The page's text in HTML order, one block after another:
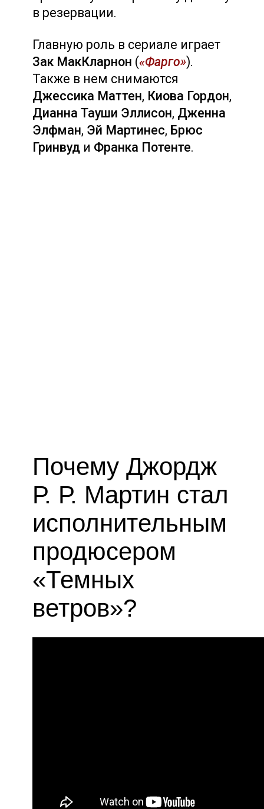
в резервации.
Главную роль в сериале играет
Зак МакКларнон («Фарго»).
Также в нем снимаются
Джессика Маттен, Киова Гордон,
Дианна Тауши Эллисон, Дженна
Элфман, Эй Мартинес, Брюс
Гринвуд и Франка Потенте.
Почему Джордж
Р. Р. Мартин стал
исполнительным
продюсером
«Темных
ветров»?